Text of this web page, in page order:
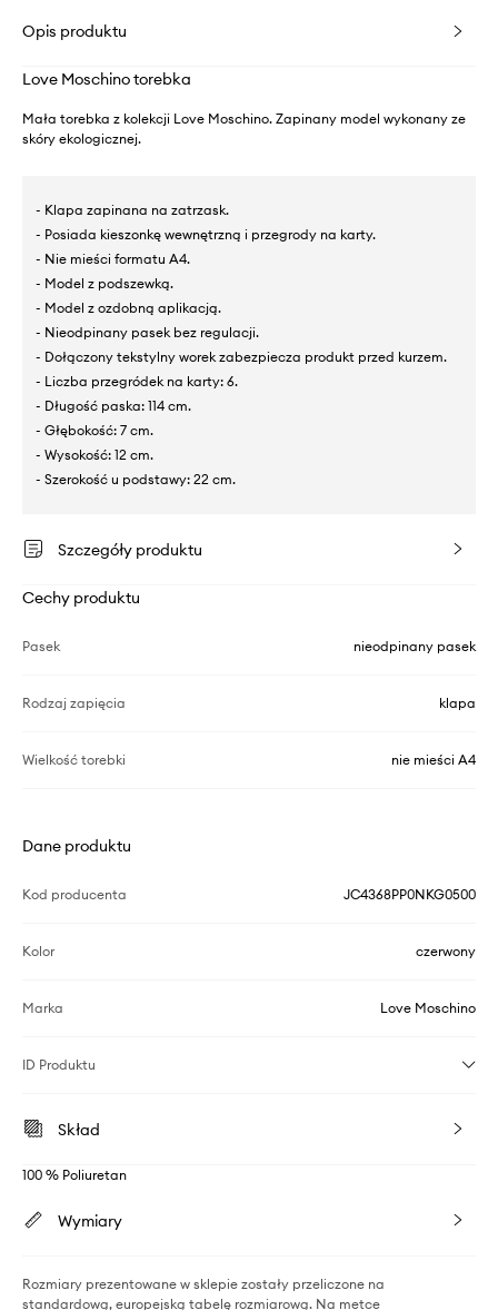
Opis produktu
Love Moschino torebka
Mała torebka z kolekcji Love Moschino. Zapinany model wykonany ze
skóry ekologicznej.
- Klapa zapinana na zatrzask.
- Posiada kieszonkę wewnętrzną i przegrody na karty.
- Nie mieści formatu A4.
- Model z podszewką.
- Model z ozdobną aplikacją.
- Nieodpinany pasek bez regulacji.
- Dołączony tekstylny worek zabezpiecza produkt przed kurzem.
- Liczba przegródek na karty: 6.
- Długość paska: 114 cm.
- Głębokość: 7 cm.
- Wysokość: 12 cm.
- Szerokość u podstawy: 22 cm.
Szczegóły produktu
Cechy produktu
Pasek nieodpinany pasek
Rodzaj zapięcia klapa
Wielkość torebki nie mieści A4
Dane produktu
Kod producenta JC4368PP0NKG0500
Kolor czerwony
Marka Love Moschino
ID Produktu
Skład
100 % Poliuretan
Wymiary
Rozmiary prezentowane w sklepie zostały przeliczone na
standardową, europejską tabelę rozmiarową. Na metce